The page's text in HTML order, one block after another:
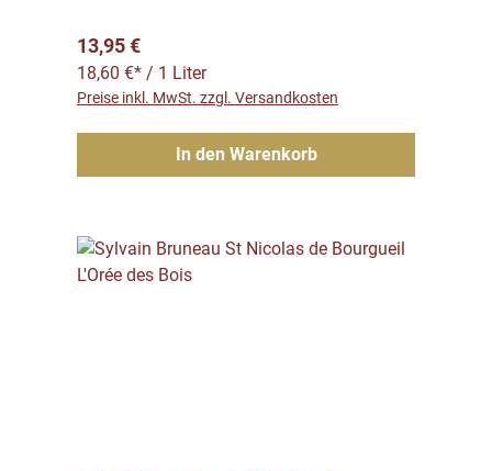
Regulärer Preis:
13,95 €
18,60 €* / 1 Liter
Preise inkl. MwSt. zzgl. Versandkosten
In den Warenkorb